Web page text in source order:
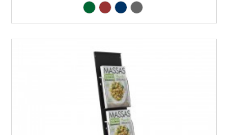
Verde RAL6029
Vermelho RAL3000
Azul RAL5002
Cinza RAL7015